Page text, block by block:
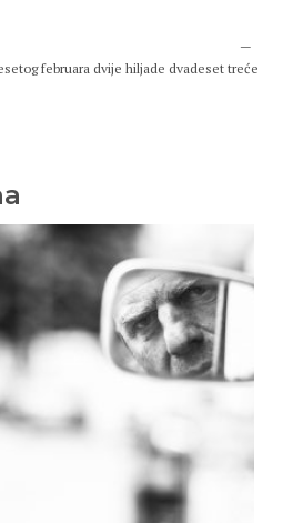
februara dvije hiljade dvadeset treće